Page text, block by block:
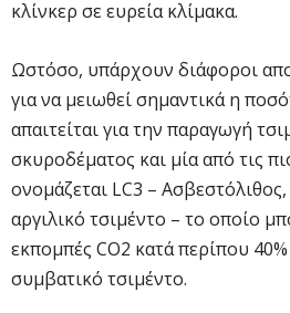
κλίνκερ σε ευρεία κλίμακα.
Ωστόσο, υπάρχουν διάφοροι
για να μειωθεί σημαντικά η
απαιτείται για την παραγωγή
σκυροδέματος και μία από τις
ονομάζεται LC3 –
αργιλικό τσιμέντο – το οποίο
εκπομπές CO2 κατά περίπου
συμβατικό τσιμέντο.